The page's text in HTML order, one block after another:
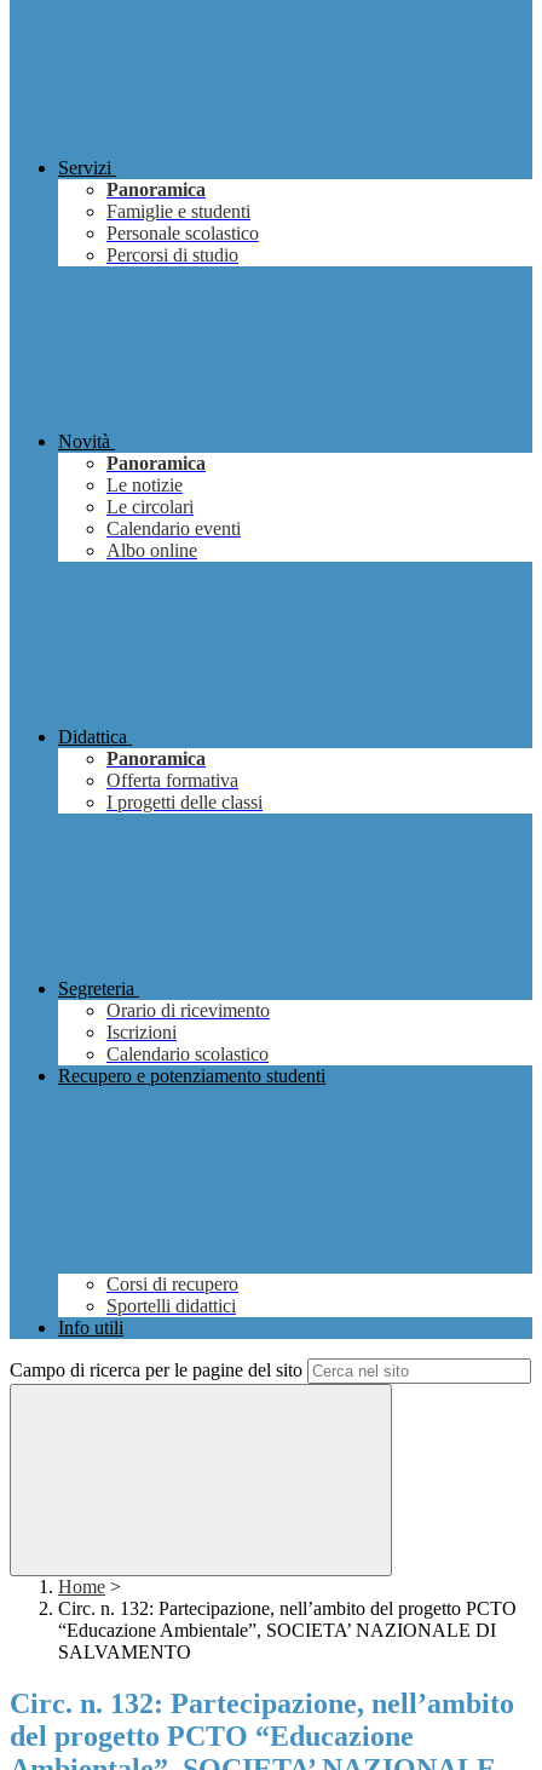
Servizi
Panoramica
Famiglie e studenti
Personale scolastico
Percorsi di studio
Novità
Panoramica
Le notizie
Le circolari
Calendario eventi
Albo online
Didattica
Panoramica
Offerta formativa
I progetti delle classi
Segreteria
Orario di ricevimento
Iscrizioni
Calendario scolastico
Recupero e potenziamento studenti
Corsi di recupero
Sportelli didattici
Info utili
Campo di ricerca per le pagine del sito
Home >
Circ. n. 132: Partecipazione, nell’ambito del progetto PCTO
“Educazione Ambientale”, SOCIETA’ NAZIONALE DI
SALVAMENTO
Circ. n. 132: Partecipazione, nell’ambito
del progetto PCTO “Educazione